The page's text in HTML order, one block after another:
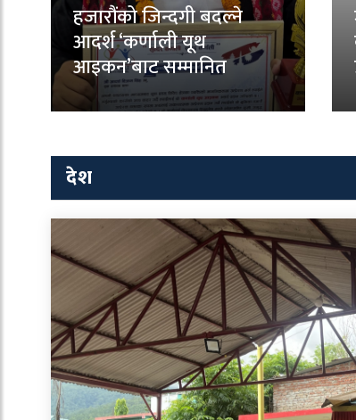
हजारौंको जिन्दगी बदल्ने
आदर्श ‘कर्णाली यूथ
आइकन’बाट सम्मानित
देश